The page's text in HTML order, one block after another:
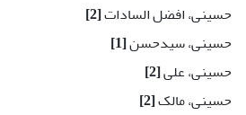
حسینی، افضل السادات[2]
حسینی، سیدحسن[1]
حسینی، علی[2]
حسینی، مالک[2]